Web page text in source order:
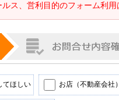
ルス、営利目的のフォーム利用
てほしい お店（不動産会社